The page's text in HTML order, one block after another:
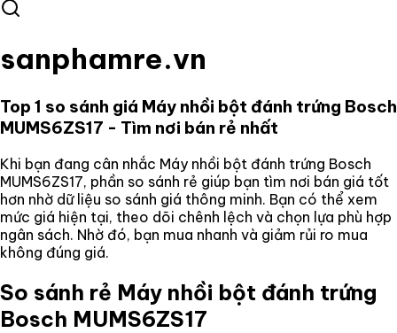
sanphamre.vn
Top 1 so sánh giá Máy nhồi bột đánh trứng Bosch
MUMS6ZS17 - Tìm nơi bán rẻ nhất
Khi bạn đang cân nhắc Máy nhồi bột đánh trứng Bosch
MUMS6ZS17, phần so sánh rẻ giúp bạn tìm nơi bán giá tốt
hơn nhờ dữ liệu so sánh giá thông minh. Bạn có thể xem
mức giá hiện tại, theo dõi chênh lệch và chọn lựa phù hợp
ngân sách. Nhờ đó, bạn mua nhanh và giảm rủi ro mua
không đúng giá.
So sánh rẻ Máy nhồi bột đánh trứng
Bosch MUMS6ZS17